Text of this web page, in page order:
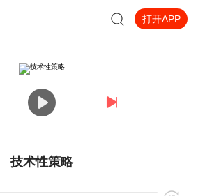
打开APP
技术性策略